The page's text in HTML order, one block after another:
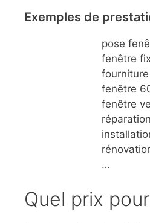
Exemples de
pose
fenêtre
fenêtre
fenêtre
…
Quel prix